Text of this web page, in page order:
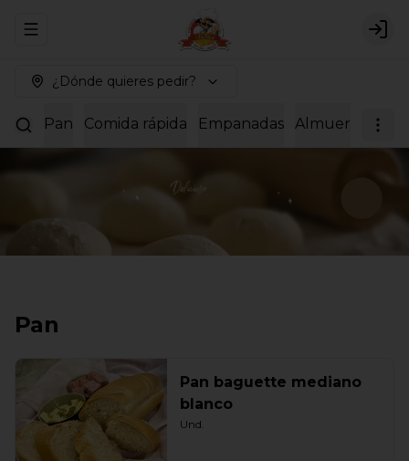
Abrir menu de navegación
¿Dónde quieres pedir?
Pan Comida rápida Empanadas Almuerzos
Pan
Pan baguette mediano
blanco
Und.